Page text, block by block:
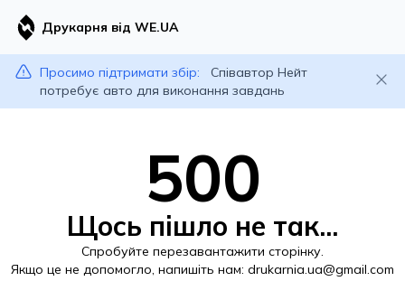
Друкарня від WE.UA
Просимо підтримати збір:
Співавтор Нейт
потребує авто для виконання завдань
500
Щось пішло не так...
Спробуйте перезавантажити сторінку.
Якщо це не допомогло, напишіть нам: drukarnia.ua@gmail.com